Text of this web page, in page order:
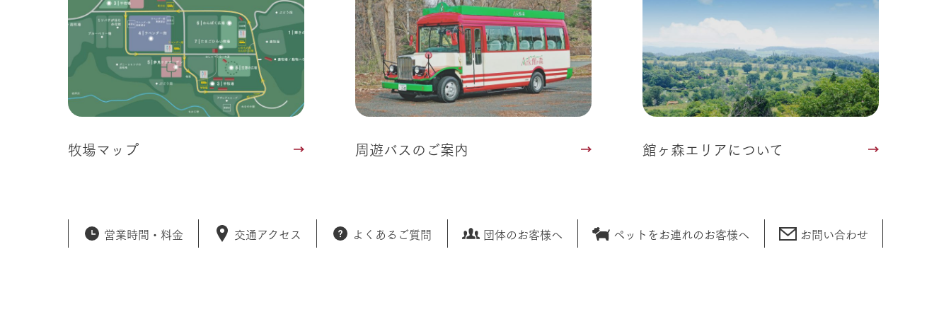
牧場マップ 周遊バスのご案内 館ヶ森エリアについて
営業時間・料金 交通アクセス よくあるご質問 団体のお客様へ ペットをお連れのお客様へ お問い合わせ